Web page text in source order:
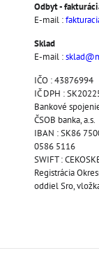
Odbyt -
E-mail :
Sklad
E-mail :
IČO : 43876994
IČ DPH :
Bankové
ČSOB banka, a.s.
IBAN : SK86
0586 5116
SWIFT :
Registrácia
oddiel Sro,